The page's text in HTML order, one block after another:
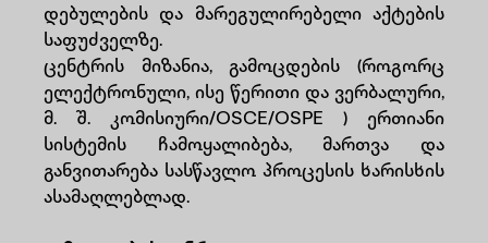
დებულების და მარეგულირებელი აქტების
საფუძველზე.
ცენტრის მიზანია, გამოცდების (როგორც
ელექტრონული, ისე წერითი და ვერბალური,
მ. შ. კომისიური/OSCE/OSPE ) ერთიანი
სისტემის ჩამოყალიბება, მართვა და
განვითარება სასწავლო პროცესის ხარისხის
ასამაღლებლად.